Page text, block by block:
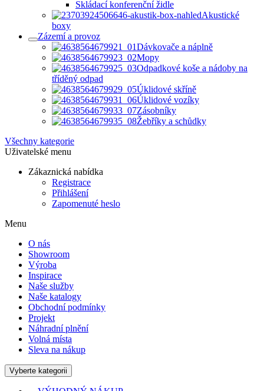
Skládací konferenční židle
Akustické
boxy
Zázemí a provoz
Dávkovače a náplně
Mopy
Odpadkové koše a nádoby na
tříděný odpad
Úklidové skříně
Úklidové vozíky
Zásobníky
Žebříky a schůdky
Všechny kategorie
Uživatelské menu
Zákaznická nabídka
Registrace
Přihlášení
Zapomenuté heslo
Menu
O nás
Showroom
Výroba
Inspirace
Naše služby
Naše katalogy
Obchodní podmínky
Projekt
Náhradní plnění
Volná místa
Sleva na nákup
Vyberte kategorii